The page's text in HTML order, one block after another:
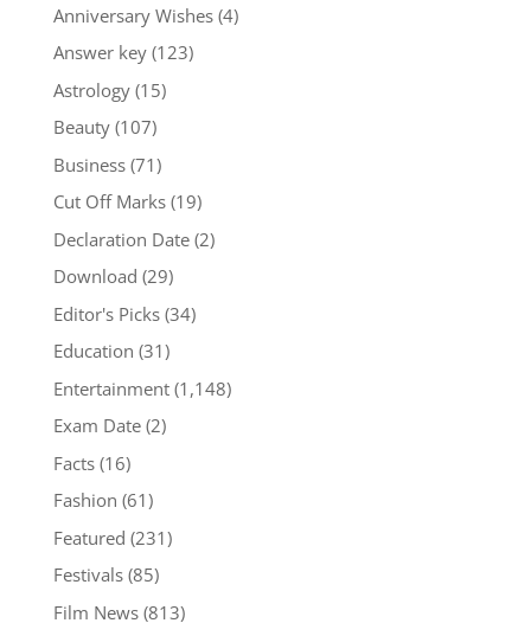
Anniversary Wishes(4)
Answer key(123)
Astrology(15)
Beauty(107)
Business(71)
Cut Off Marks(19)
Declaration Date(2)
Download (29)
Editor's Picks(34)
Education (31)
Entertainment(1,148)
Exam Date(2)
Facts(16)
Fashion (61)
Featured (231)
Festivals(85)
Film News(813)